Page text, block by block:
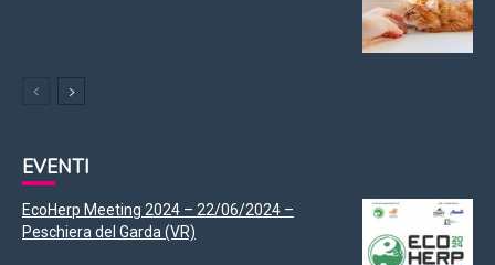
EVENTI
EcoHerp Meeting 2024 – 22/06/2024 –
Peschiera del Garda (VR)